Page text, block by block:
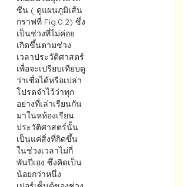
ซีน ( ดูแผนภูมิเส้น
กราฟที่ Fig.0.2) ซึ่ง
เป็นช่วงที่ไม่ค่อย
เกิดขึ้นตามช่วง
เวลาประวัติศาสตร์
เพื่อจะเปรียบเทียบดู
ว่าเชื่อได้หรือเปล่า
โปรดจำไว้ว่าทุก
อย่างที่เล่าเรียนกัน
มาในหห้องเรียน
ประวัติศาสตร์นั้น
เป็นแค่สิ่งที่กิดขึ้น
ในช่วงเวลาไม่กี่
พันปีเอง ซึ่งคิดเป็น
น้อยกว่าหนึ่ง